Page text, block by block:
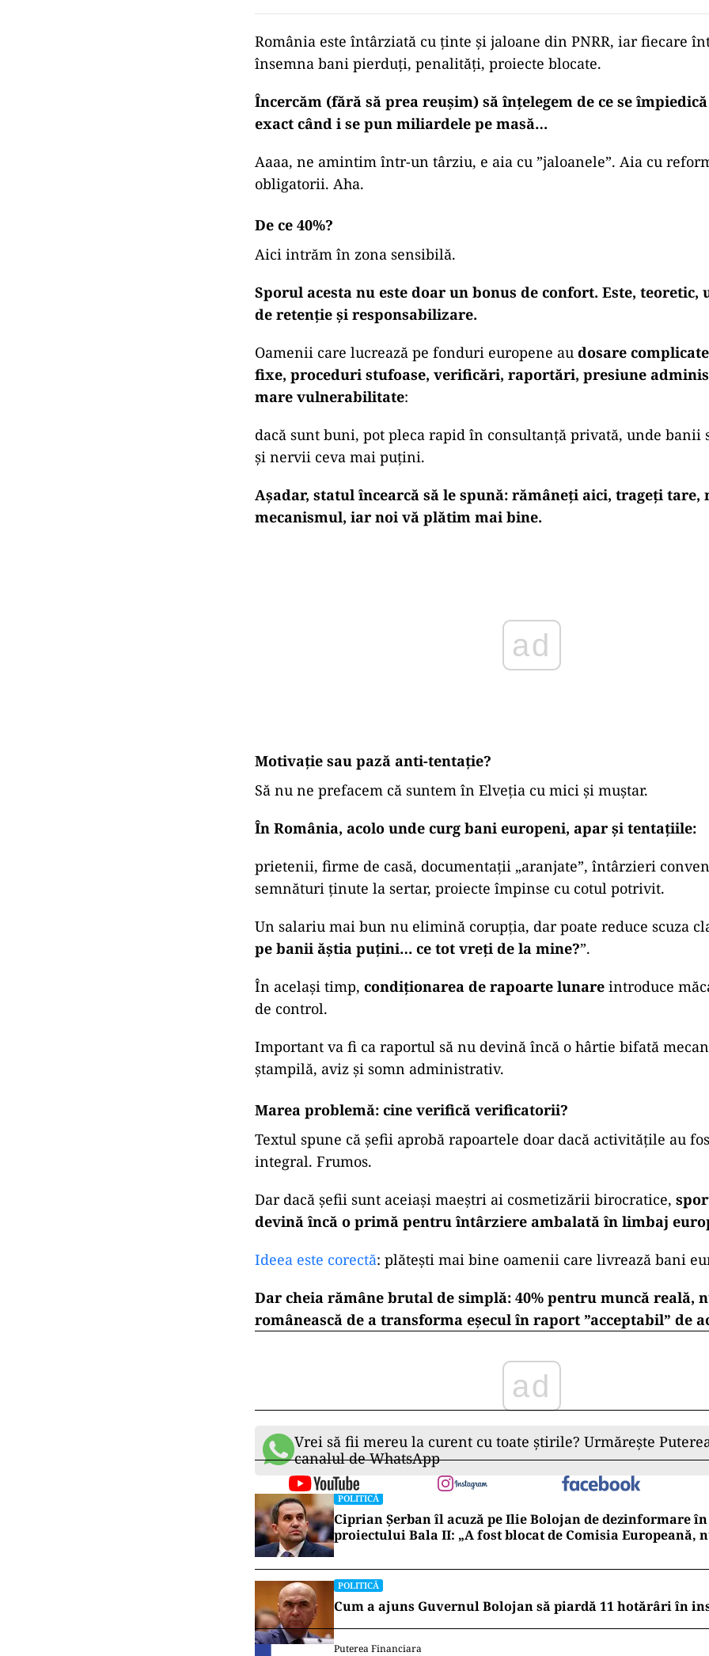
ad
România este întârziată cu ținte și jaloane din PNRR, iar fiecare
Încercăm (fără să prea reușim) să înțelegem de ce se împiedică
exact când i se pun miliardele pe masă…
Aaaa, ne amintim într-un târziu, e aia cu ”jaloanele”. Aia cu
obligatorii. Aha.
De ce 40%?
Aici intrăm în zona sensibilă.
Oamenii care lucrează pe fonduri europene au
fixe, proceduri stufoase, verificări, raportări, presiune
Așadar, statul încearcă să le spună: rămâneți aici, trageți tare,
mecanismul, iar noi vă plătim mai bine.
ad
Să nu ne prefacem că suntem în Elveția cu mici și muștar.
prietenii, firme de casă, documentații „aranjate”, întârzieri
semnături ținute la sertar, proiecte împinse cu cotul potrivit.
Un salariu mai bun nu elimină corupția, dar poate reduce scuza
pe banii ăștia puțini… ce tot vreți de la mine?”.
În același timp,condiționarea de rapoarte lunareintroduce
Important va fi ca raportul să nu devină încă o hârtie bifată
Marea problemă: cine verifică verificatorii?
Textul spune că șefii aprobă rapoartele doar dacă activitățile au
integral. Frumos.
Dar dacă șefii sunt aceiași maeștri ai cosmetizării birocratice,
devină încă o primă pentru întârziere ambalată în limbaj
Ideea este corectă: plătești mai bine oamenii care livrează bani
Dar cheia rămâne brutal de simplă: 40% pentru muncă reală,
românească de a transforma eșecul în raport ”acceptabil” de